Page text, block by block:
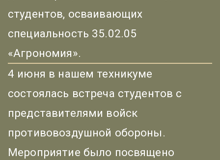
студентов, осваивающих
специальность 35.02.05
«Агрономия».
4 июня в нашем техникуме
состоялась встреча студентов с
представителями войск
противовоздушной обороны.
Мероприятие было посвящено